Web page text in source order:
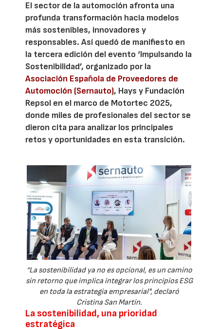
El sector de la automoción afronta una
profunda transformación hacia modelos
más sostenibles, innovadores y
responsables. Así quedó de manifiesto en
la tercera edición del evento ‘Impulsando la
Sostenibilidad’, organizado por la
Asociación Española de Proveedores de
Automoción (Sernauto), Hays y Fundación
Repsol en el marco de Motortec 2025,
donde miles de profesionales del sector se
dieron cita para analizar los principales
retos y oportunidades en esta transición.
“La sostenibilidad ya no es opcional, es un camino
sin retorno que implica integrar los principios ESG
en toda la estrategia empresarial", declaró
Cristina San Martín.
La sostenibilidad, una prioridad
estratégica